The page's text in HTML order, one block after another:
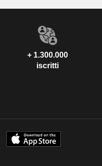
+ 1.300.000
iscritti